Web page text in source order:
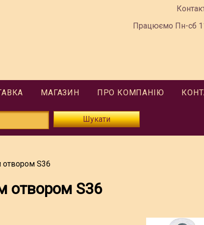
Працюємо Пн-сб
МАГАЗИН ПРО КОМПАНІЮ
Шукати
отвором S36
отвором S36